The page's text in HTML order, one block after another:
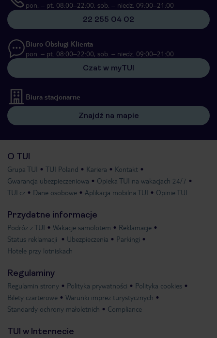
pon. – pt. 08:00–22:00, sob. – niedz. 09:00–21:00
22 255 04 02
Biuro Obsługi Klienta
pon. – pt. 08:00–22:00, sob. – niedz. 09:00–21:00
Czat w myTUI
Biura stacjonarne
Znajdź na mapie
O TUI
Grupa TUI TUI Poland Kariera
Kontakt
Gwarancja ubezpieczeniowa
Opieka TUI na wakacjach 24/7
TUI.cz
Dane osobowe Aplikacja mobilna TUI Opinie TUI
Przydatne informacje
Podróż z TUI Wakacje samolotem
Reklamacje
Status reklamacji
Ubezpieczenia
Parkingi
Hotele przy lotniskach
Regulaminy
Regulamin strony Polityka prywatności
Polityka cookies
Bilety czarterowe
Warunki imprez turystycznych
Standardy ochrony małoletnich
Compliance
TUI w Internecie